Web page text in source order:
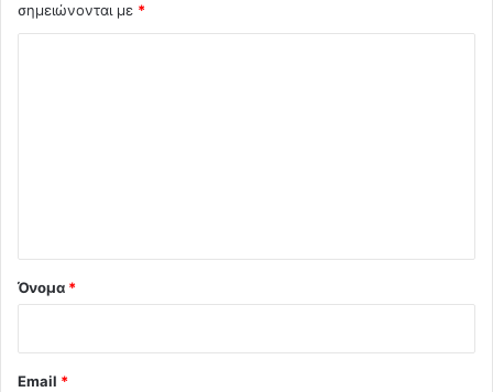
σημειώνονται με *
Όνομα *
Email *